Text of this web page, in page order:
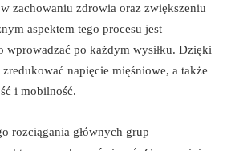
zachowaniu zdrowia oraz zwiększeniu
aspektem tego procesu jest
wprowadzać po każdym wysiłku. Dzięki
napięcie mięśniowe, a także
i mobilność.
rozciągania głównych grup